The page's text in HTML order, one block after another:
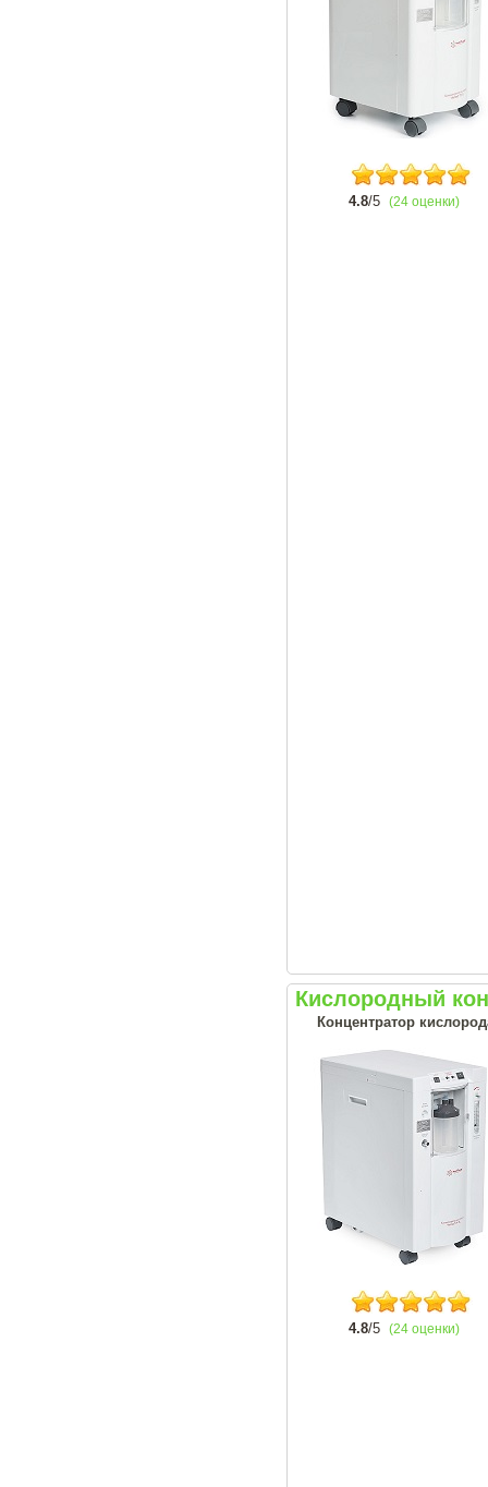
4.8/5 (24 оценки)
Кислородный
Концентратор
4.8/5 (24 оценки)